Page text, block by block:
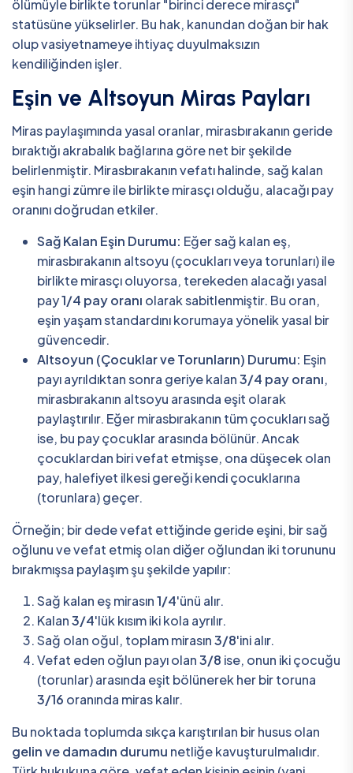
ölümüyle birlikte torunlar "birinci derece mirasçı"
statüsüne yükselirler. Bu hak, kanundan doğan bir hak
olup vasiyetnameye ihtiyaç duyulmaksızın
kendiliğinden işler.
Eşin ve Altsoyun Miras Payları
Miras paylaşımında yasal oranlar, mirasbırakanın geride
bıraktığı akrabalık bağlarına göre net bir şekilde
belirlenmiştir. Mirasbırakanın vefatı halinde, sağ kalan
eşin hangi zümre ile birlikte mirasçı olduğu, alacağı pay
oranını doğrudan etkiler.
Sağ Kalan Eşin Durumu: Eğer sağ kalan eş,
mirasbırakanın altsoyu (çocukları veya torunları) ile
birlikte mirasçı oluyorsa, terekeden alacağı yasal
pay1/4 pay oranı olarak sabitlenmiştir. Bu oran,
eşin yaşam standardını korumaya yönelik yasal bir
güvencedir.
Altsoyun (Çocuklar ve Torunların) Durumu: Eşin
payı ayrıldıktan sonra geriye kalan3/4 pay oranı,
mirasbırakanın altsoyu arasında eşit olarak
paylaştırılır. Eğer mirasbırakanın tüm çocukları sağ
ise, bu pay çocuklar arasında bölünür. Ancak
çocuklardan biri vefat etmişse, ona düşecek olan
pay, halefiyet ilkesi gereği kendi çocuklarına
(torunlara) geçer.
Örneğin; bir dede vefat ettiğinde geride eşini, bir sağ
oğlunu ve vefat etmiş olan diğer oğlundan iki torununu
bırakmışsa paylaşım şu şekilde yapılır:
Sağ kalan eş mirasın1/4'ünü alır.
Kalan3/4'lük kısım iki kola ayrılır.
Sağ olan oğul, toplam mirasın3/8'ini alır.
Vefat eden oğlun payı olan3/8 ise, onun iki çocuğu
(torunlar) arasında eşit bölünerek her bir toruna
3/16 oranında miras kalır.
Bu noktada toplumda sıkça karıştırılan bir husus olan
gelin ve damadın durumu netliğe kavuşturulmalıdır.